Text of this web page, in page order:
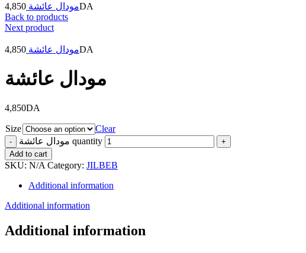
مودال عائشة 4,850
DA
Back to products
Next product
مودال عائشة 4,850 DA
مودال عائشة
4,850DA
Size
Clear
مودال عائشة quantity
Add to cart
SKU: N/A Category: JILBEB
Additional information
Additional information
Additional information